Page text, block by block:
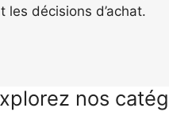
décisions d’achat.
nos